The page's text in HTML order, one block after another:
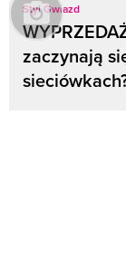
Styl Gwiazd
zaczynają